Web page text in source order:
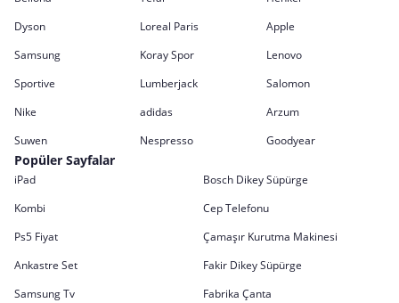
Dyson
Loreal Paris
Apple
Samsung
Koray Spor
Lenovo
Sportive
Lumberjack
Salomon
Nike
adidas
Arzum
Suwen
Nespresso Goodyear
Popüler Sayfalar
iPad
Bosch Dikey Süpürge
Kombi
Cep Telefonu
Ps5 Fiyat
Çamaşır Kurutma Makinesi
Ankastre Set
Fakir Dikey Süpürge
Samsung Tv
Fabrika Çanta